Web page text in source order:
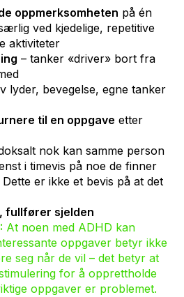
oppmerksomheten på én
ved kjedelige, repetitive
aktiviteter
– tanker «driver» bort fra
lyder, bevegelse, egne tanker
til en oppgave etter
nok kan samme person
i timevis på noe de finner
er ikke et bevis på at det
fullfører sjelden
At noen med ADHD kan
oppgaver betyr ikke
seg når de vil – det betyr at
for å opprettholde
oppgaver er problemet.